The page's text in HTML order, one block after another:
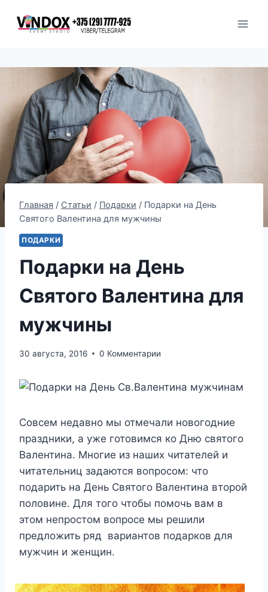
Главная / Статьи / Подарки / Подарки на День
Святого Валентина для мужчины
ПОДАРКИ
Подарки на День
Святого Валентина для
мужчины
30 августа, 2016 0 Комментарии
Совсем недавно мы отмечали новогодние
праздники, а уже готовимся ко Дню святого
Валентина. Многие из наших читателей и
читательниц задаются вопросом: что
подарить на День Святого Валентина второй
половине. Для того чтобы помочь вам в
этом непростом вопросе мы решили
предложить ряд вариантов подарков для
мужчин и женщин.